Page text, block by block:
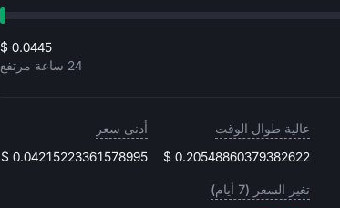
$ 0.0445
24 ساعة مرتفع
عالية طوال الوقت
$ 0.20548860379382622
أدنى سعر
$ 0.04215223361578995
تغير السعر (7 أيام)